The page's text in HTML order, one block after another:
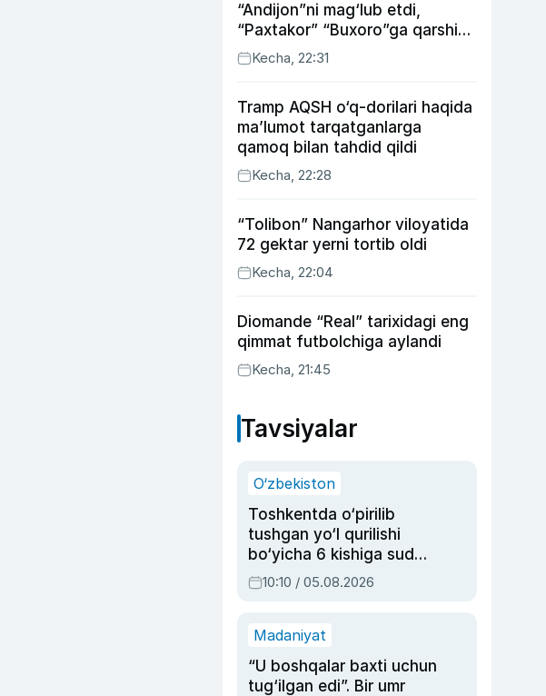
“Andijon”ni mag‘lub etdi,
“Paxtakor” “Buxoro”ga qarshi
bahsda g‘alabani qo‘ldan
chiqardi
Kecha, 22:31
Tramp AQSH o‘q-dorilari haqida
ma’lumot tarqatganlarga
qamoq bilan tahdid qildi
Kecha, 22:28
“Tolibon” Nangarhor viloyatida
72 gektar yerni tortib oldi
Kecha, 22:04
Diomande “Real” tarixidagi eng
qimmat futbolchiga aylandi
Kecha, 21:45
Tavsiyalar
O‘zbekiston
Toshkentda o‘pirilib
tushgan yo‘l qurilishi
bo‘yicha 6 kishiga sud
hukmi o‘qildi
10:10 / 05.08.2026
Madaniyat
“U boshqalar baxti uchun
tug‘ilgan edi”. Bir umr